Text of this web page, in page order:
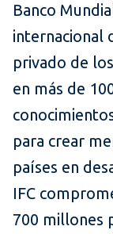
Banco
internacional
privado de
en más de
para crear
países en
IFC
700 millones